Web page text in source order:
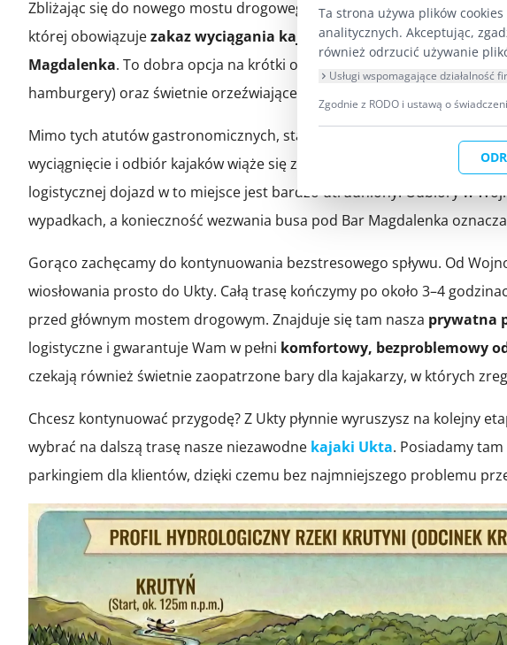
Zbliżając się do nowego mostu drogowego w Wojnowie, zauważycie
której obowiązujezakaz wyciągania kajaków na brzeg . Można się
Magdalenka. To dobra opcja na krótki odpoczynek – serwują tam
hamburgery) oraz świetnie orzeźwiające zimne napoje.
Mimo tych atutów gastronomicznych, stanowczo odradzamy
wyciągnięcie i odbiór kajaków wiąże się z dodatkową opłatą pobieraną
logistycznej dojazd w to miejsce jest bardzo utrudniony. Odbiory w
wypadkach, a konieczność wezwania busa pod Bar Magdalenka oznacza
Gorąco zachęcamy do kontynuowania bezstresowego spływu. Od
wiosłowania prosto do Ukty. Całą trasę kończymy po około 3–4
przed głównym mostem drogowym. Znajduje się tam nasza prywatna
logistyczne i gwarantuje Wam w pełni komfortowy, bezproblemowy
czekają również świetnie zaopatrzone bary dla kajakarzy, w których
Chcesz kontynuować przygodę? Z Ukty płynnie wyruszysz na kolejny
wybrać na dalszą trasę nasze niezawodne kajaki Ukta. Posiadamy
parkingiem dla klientów, dzięki czemu bez najmniejszego problemu
Ta strona używa plików
analitycznych. Akceptując,
również odrzucić używanie
Usługi wspomagające działalność
Zgodnie z RODO i ustawą o